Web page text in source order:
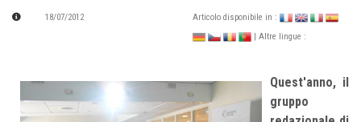
18/07/2012
Articolo disponibile in :
| Altre lingue :
Quest'anno, il
gruppo